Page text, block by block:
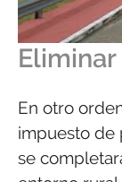
En otro
impuesto de
se